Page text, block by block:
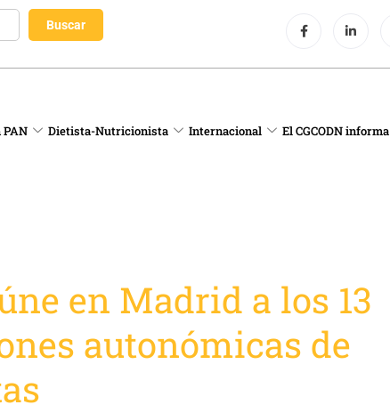
Dietista-Nutricionista Internacional El CGCODN informa
en Madrid a los 13
autonómicas de